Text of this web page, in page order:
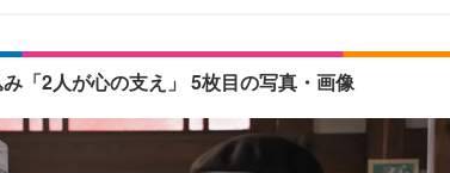
「2人が心の支え」 5枚目の写真・画像